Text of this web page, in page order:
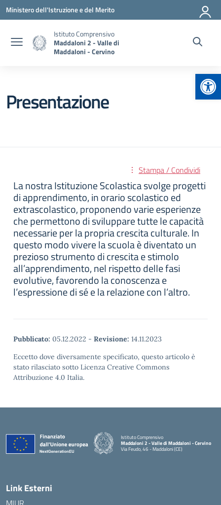
Vai ai contenuti
Vai al menu di navigazione
Vai al footer
Ministero dell'Istruzione e del Merito
Istituto Comprensivo
Maddaloni 2 - Valle di
Maddaloni - Cervino
Presentazione
Stampa / Condividi
La nostra Istituzione Scolastica svolge progetti
di apprendimento, in orario scolastico ed
extrascolastico, proponendo varie esperienze
che permettono di sviluppare tutte le capacità
necessarie per la propria crescita culturale. In
questo modo vivere la scuola è diventato un
prezioso strumento di crescita e stimolo
all’apprendimento, nel rispetto delle fasi
evolutive, favorendo la conoscenza e
l’espressione di sé e la relazione con l’altro.
Pubblicato: 05.12.2022 - Revisione: 14.11.2023
Eccetto dove diversamente specificato, questo articolo è
stato rilasciato sotto Licenza Creative Commons
Attribuzione 4.0 Italia.
Istituto Comprensivo
Maddaloni 2 - Valle di Maddaloni - Cervino
Via Feudo, 46 - Maddaloni (CE)
Link Esterni